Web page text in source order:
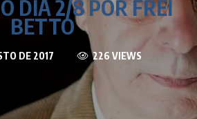
DIA 2/8 POR FREI
BETTO
DE 2017 226 VIEWS